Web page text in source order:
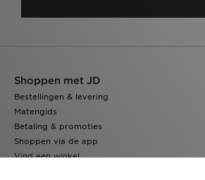
Shoppen met JD
Bestellingen & levering
Matengids
Betaling & promoties
Shoppen via de app
Vind een winkel